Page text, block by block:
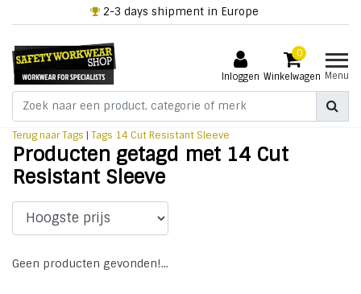
2-3 days shipment in Europe
Inloggen
0
Winkelwagen Menu
Terug naar Tags | Tags 14 Cut Resistant Sleeve
Producten getagd met 14 Cut
Resistant Sleeve
Geen producten gevonden!...